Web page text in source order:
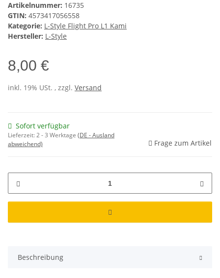
Artikelnummer: 16735
GTIN: 4573417056558
Kategorie: L-Style Flight Pro L1 Kami
Hersteller: L-Style
8,00 €
inkl. 19% USt. , zzgl. Versand
Sofort verfügbar
Lieferzeit:2 - 3 Werktage (DE - Ausland
abweichend)
Frage zum Artikel
Beschreibung